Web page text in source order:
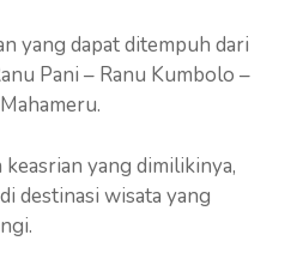
yang dapat ditempuh dari
Pani – Ranu Kumbolo –
yang dimilikinya,
destinasi wisata yang